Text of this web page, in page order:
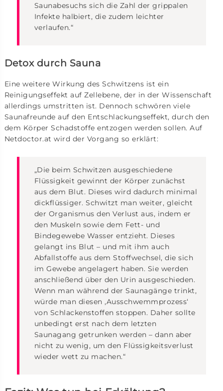
Saunabesuchs sich die Zahl der grippalen
Infekte halbiert, die zudem leichter
verlaufen.“
Detox durch Sauna
Eine weitere Wirkung des Schwitzens ist ein
Reinigungseffekt auf Zellebene, der in der Wissenschaft
allerdings umstritten ist. Dennoch schwören viele
Saunafreunde auf den Entschlackungseffekt, durch den
dem Körper Schadstoffe entzogen werden sollen. Auf
Netdoctor.at wird der Vorgang so erklärt:
„Die beim Schwitzen ausgeschiedene
Flüssigkeit gewinnt der Körper zunächst
aus dem Blut. Dieses wird dadurch minimal
dickflüssiger. Schwitzt man weiter, gleicht
der Organismus den Verlust aus, indem er
den Muskeln sowie dem Fett- und
Bindegewebe Wasser entzieht. Dieses
gelangt ins Blut – und mit ihm auch
Abfallstoffe aus dem Stoffwechsel, die sich
im Gewebe angelagert haben. Sie werden
anschließend über den Urin ausgeschieden.
Wenn man während der Saunagänge trinkt,
würde man diesen ‚Ausschwemmprozess‘
von Schlackenstoffen stoppen. Daher sollte
unbedingt erst nach dem letzten
Saunagang getrunken werden – dann aber
nicht zu wenig, um den Flüssigkeitsverlust
wieder wett zu machen.“